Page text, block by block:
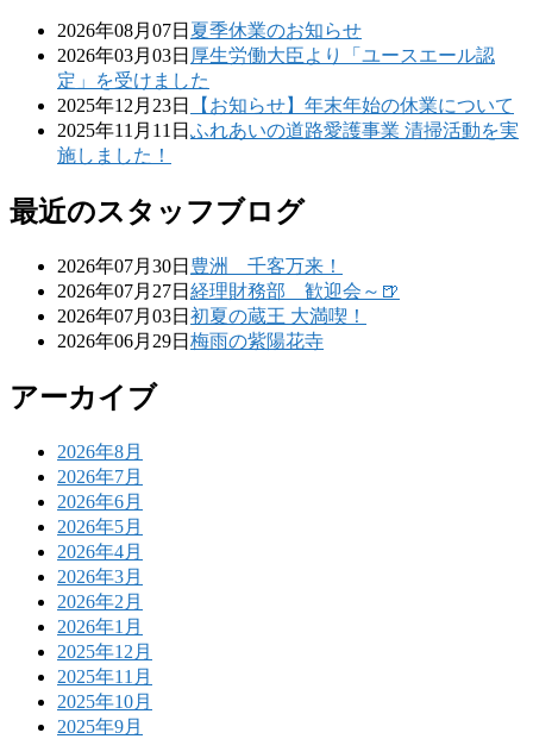
2026年08月07日 夏季休業のお知らせ
2026年03月03日 厚生労働大臣より「ユースエール認
定」を受けました
2025年12月23日
【お知らせ】年末年始の休業について
2025年11月11日 ふれあいの道路愛護事業 清掃活動を実
施しました！
最近のスタッフブログ
2026年07月30日 豊洲 千客万来！
2026年07月27日 経理財務部 歓迎会～🍺
2026年07月03日 初夏の蔵王 大満喫！
2026年06月29日 梅雨の紫陽花寺
アーカイブ
2026年8月
2026年7月
2026年6月
2026年5月
2026年4月
2026年3月
2026年2月
2026年1月
2025年12月
2025年11月
2025年10月
2025年9月